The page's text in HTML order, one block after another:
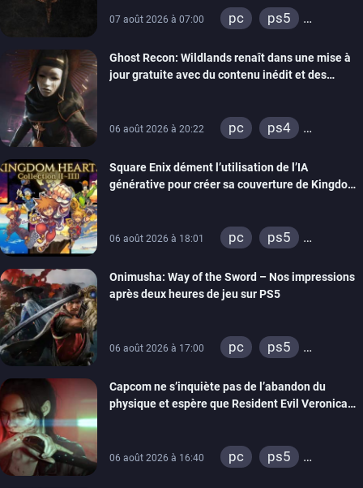
07 août 2026 à 07:00 pc
ps5
switch
ps4
xbox one
Ghost Recon: Wildlands renaît dans une mise à
jour gratuite avec du contenu inédit et des
06 août 2026 à 20:22 pc
ps4
Square Enix dément l’utilisation de l’IA
générative pour créer sa couverture de Kingdom
06 août 2026 à 18:01 pc
ps5
switch 2
Onimusha: Way of the Sword – Nos impressions
après deux heures de jeu sur PS5
06 août 2026 à 17:00 pc
ps5
switch 2
Capcom ne s’inquiète pas de l’abandon du
physique et espère que Resident Evil Veronica
06 août 2026 à 16:40 pc
ps5